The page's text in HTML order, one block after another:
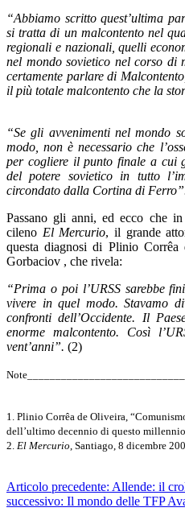
“Abbiamo scritto quest’ultima
si tratta di un malcontento nel
regionali e nazionali, quelli
nel mondo sovietico nel corso di
certamente parlare di
il più totale malcontento che la
“Se gli avvenimenti nel mondo
modo, non è necessario che
per cogliere il punto finale a cui
del potere sovietico in tutto
circondato dalla Cortina di
Passano gli anni, ed ecco che
cileno El Mercurio, il grande
questa diagnosi di Plinio
Gorbaciov , che rivela:
“Prima o poi l’URSS sarebbe
vivere in quel modo. Stavamo
confronti dell’Occidente. Il
enorme malcontento. Così
vent’anni”. (2)
Note_____________________________
1. Plinio Corrêa de Oliveira,
dell’ultimo decennio di questo
2. El Mercurio , Santiago, 8 dicembre
Articolo precedente: Allende: il
successivo: Il mondo delle TFP